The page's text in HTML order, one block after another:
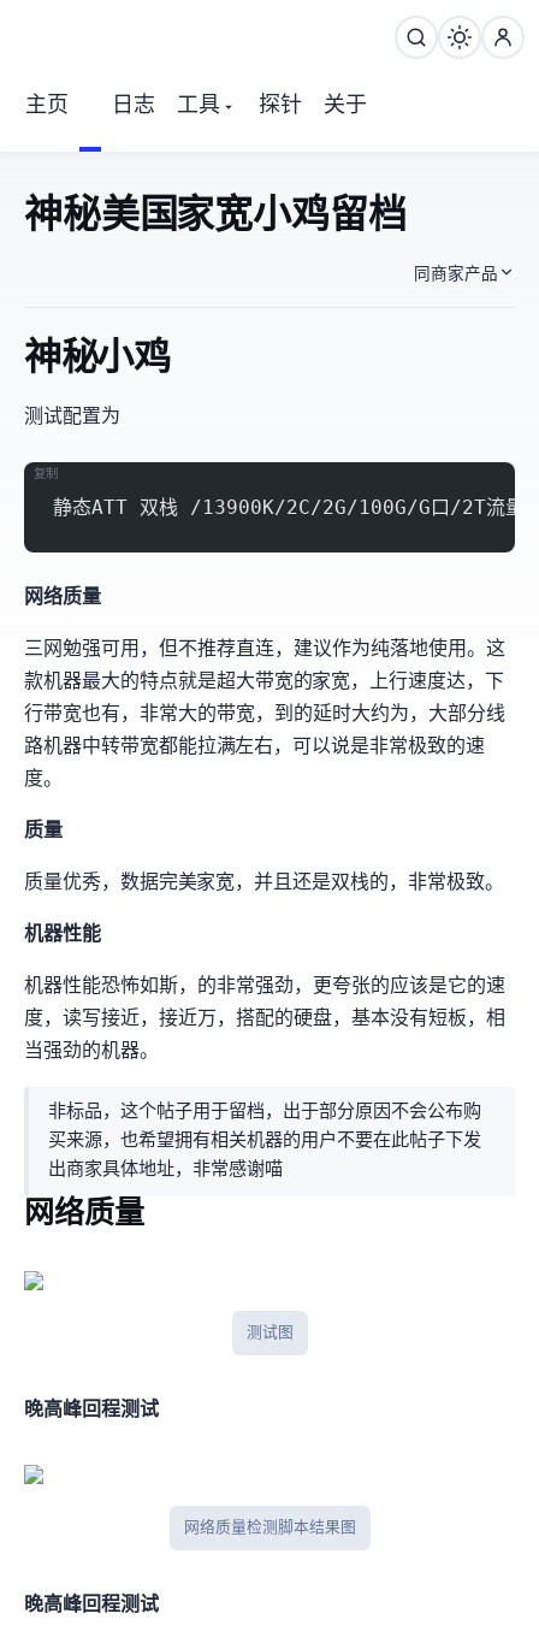
主页 日志 工具 探针 关于
神秘美国AT&T家宽小鸡留档
同商家产品
神秘AT&T小鸡
测试配置为
静态ATT 双栈 /13900K/2C/2G/100G/G口/2T流量
复制
网络质量
三网勉强可用，但不推荐直连，建议作为纯落地使用。这
款机器最大的特点就是超大带宽的AT&T家宽，上行速度达1Gbps，下
行带宽也有700Mbps，非常大的带宽，到LAX的延时大约为38ms，大部分线
路机器中转带宽都能拉满500Mbps-700Mbps左右，可以说是非常极致的速
度。
IP质量
IP质量优秀，数据完美AT&T家宽，并且还是双栈的，非常极致。
机器性能
机器性能恐怖如斯，13900K的CPU非常强劲，更夸张的应该是它的IO速
度，fio 4K读写接近1GB/s，4K IOPS 接近25万，搭配100G的硬盘，基本没有短板，相
当强劲的机器。
非标品，这个帖子用于留档，出于部分原因不会公布购
买来源，也希望拥有相关机器的用户不要在此帖子下发
出商家具体地址，非常感谢喵~
网络质量
Speedtest测试图
晚高峰IPV4回程测试
网络质量检测脚本结果图
晚高峰IPV6回程测试